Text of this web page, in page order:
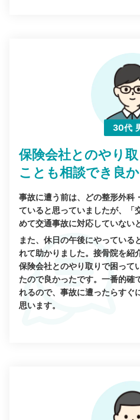
30代
保険会社とのやり
ことも相談でき良か
事故に遭う前は、どの整形外科
ていると思っていましたが、「
めて交通事故に対応していない
また、休日の午後にやっている
れて助かりました。接骨院を紹
保険会社とのやり取りで困って
たので良かったです。一番的確
れるので、事故に遭ったらすぐ
思います。